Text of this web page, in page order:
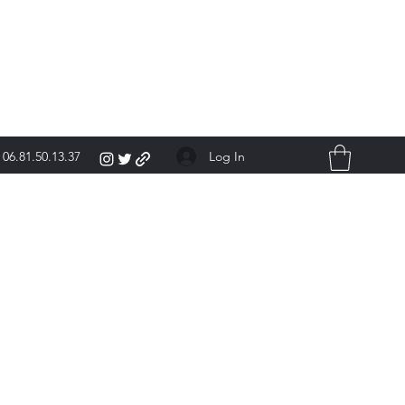
06.81.50.13.37 Log In